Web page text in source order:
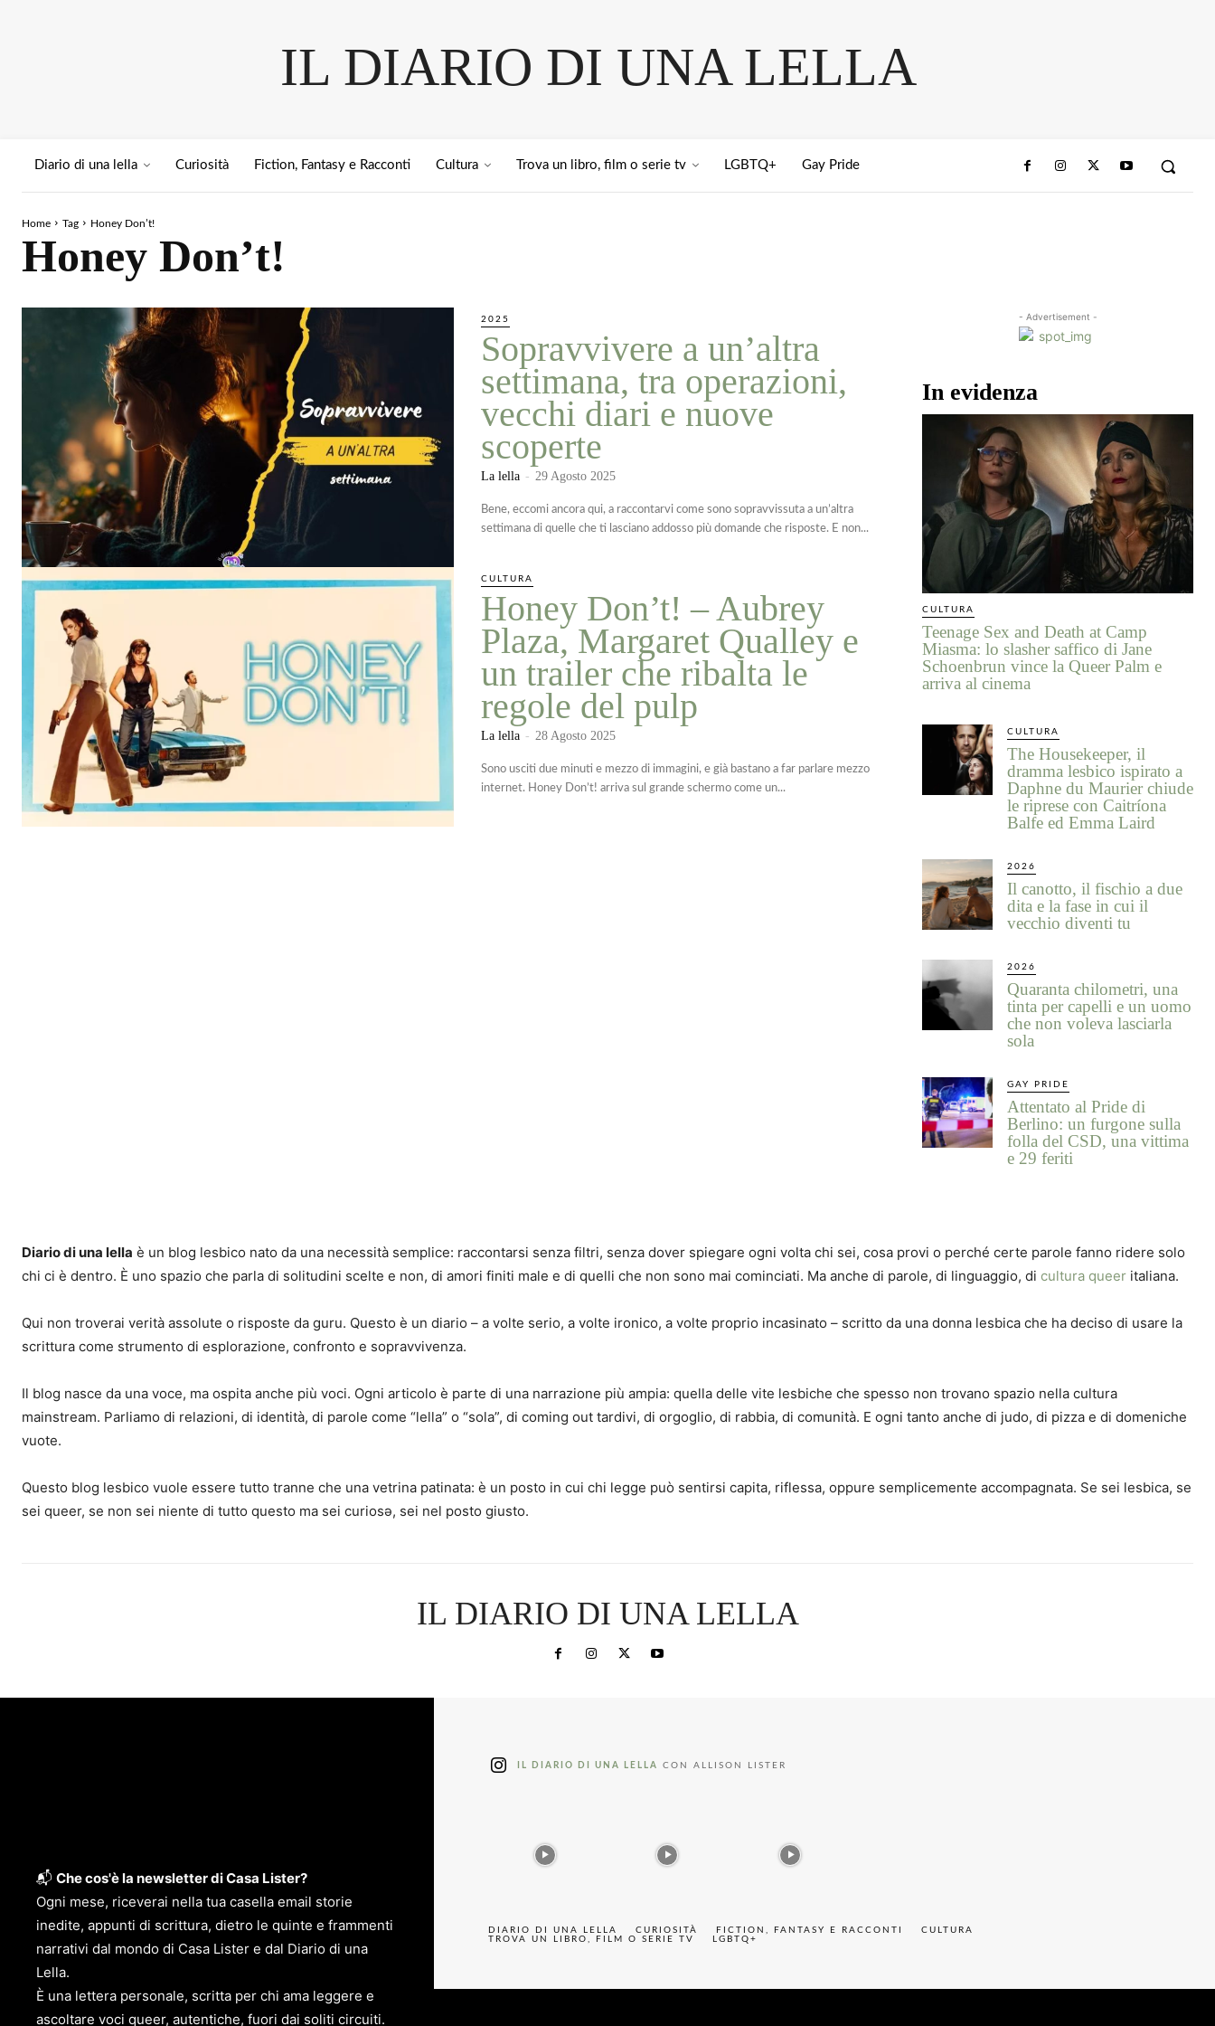
IL DIARIO DI UNA LELLA
Diario di una lella Curiosità Fiction, Fantasy e Racconti Cultura Trova un libro, film o serie tv LGBTQ+ Gay Pride
Home Tag Honey Don’t!
Honey Don’t!
2025
Sopravvivere a un’altra
settimana, tra operazioni,
vecchi diari e nuove
scoperte
La lella - 29 Agosto 2025
Bene, eccomi ancora qui, a raccontarvi come sono sopravvissuta a un’altra
settimana di quelle che ti lasciano addosso più domande che risposte. E non...
CULTURA
Honey Don’t! – Aubrey
Plaza, Margaret Qualley e
un trailer che ribalta le
regole del pulp
La lella - 28 Agosto 2025
Sono usciti due minuti e mezzo di immagini, e già bastano a far parlare mezzo
internet. Honey Don’t! arriva sul grande schermo come un...
- Advertisement -
In evidenza
CULTURA
Teenage Sex and Death at Camp
Miasma: lo slasher saffico di Jane
Schoenbrun vince la Queer Palm e
arriva al cinema
CULTURA
The Housekeeper, il
dramma lesbico ispirato a
Daphne du Maurier chiude
le riprese con Caitríona
Balfe ed Emma Laird
2026
Il canotto, il fischio a due
dita e la fase in cui il
vecchio diventi tu
2026
Quaranta chilometri, una
tinta per capelli e un uomo
che non voleva lasciarla
sola
GAY PRIDE
Attentato al Pride di
Berlino: un furgone sulla
folla del CSD, una vittima
e 29 feriti
Diario di una lella è un blog lesbico nato da una necessità semplice: raccontarsi senza filtri, senza dover spiegare ogni volta chi sei, cosa provi o perché certe parole fanno ridere solo
chi ci è dentro. È uno spazio che parla di solitudini scelte e non, di amori finiti male e di quelli che non sono mai cominciati. Ma anche di parole, di linguaggio, di cultura queer italiana.
Qui non troverai verità assolute o risposte da guru. Questo è un diario – a volte serio, a volte ironico, a volte proprio incasinato – scritto da una donna lesbica che ha deciso di usare la
scrittura come strumento di esplorazione, confronto e sopravvivenza.
Il blog nasce da una voce, ma ospita anche più voci. Ogni articolo è parte di una narrazione più ampia: quella delle vite lesbiche che spesso non trovano spazio nella cultura
mainstream. Parliamo di relazioni, di identità, di parole come “lella” o “sola”, di coming out tardivi, di orgoglio, di rabbia, di comunità. E ogni tanto anche di judo, di pizza e di domeniche
vuote.
Questo blog lesbico vuole essere tutto tranne che una vetrina patinata: è un posto in cui chi legge può sentirsi capita, riflessa, oppure semplicemente accompagnata. Se sei lesbica, se
sei queer, se non sei niente di tutto questo ma sei curiosə, sei nel posto giusto.
IL DIARIO DI UNA LELLA
📬 Che cos'è la newsletter di Casa Lister?
Ogni mese, riceverai nella tua casella email storie
inedite, appunti di scrittura, dietro le quinte e frammenti
narrativi dal mondo di Casa Lister e dal Diario di una
Lella.
È una lettera personale, scritta per chi ama leggere e
ascoltare voci queer, autentiche, fuori dai soliti circuiti.
IL DIARIO DI UNA LELLA CON ALLISON LISTER
DIARIO DI UNA LELLA CURIOSITÀ FICTION, FANTASY E RACCONTI
CULTURA
TROVA UN LIBRO, FILM O SERIE TV
LGBTQ+